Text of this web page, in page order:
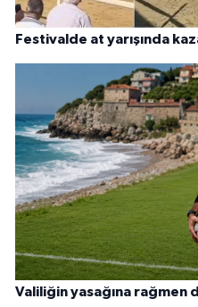
Festivalde at yarışında
Valiliğin yasağına rağmen